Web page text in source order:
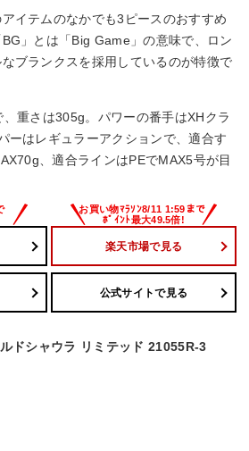
イテムのなかでも3ピースのおすすめ
」とは「Big Game」の意味で、ロン
ブランクスを採用しているのが特徴で
重さは305g。パワーの番手はXHクラ
ーはレギュラーアクションで、適合す
、適合ラインはPEでMAX5号が目
楽天市場で見る
公式サイトで見る
ドシャウラ リミテッド 21055R-3